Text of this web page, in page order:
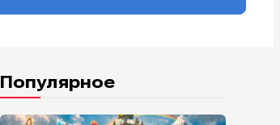
Популярное